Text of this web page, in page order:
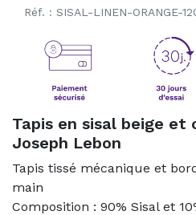
Réf. : SISAL-LINEN-ORANGE-
Tapis en sisal beige et
Joseph Lebon
Tapis tissé mécanique et
main
Composition : 90% Sisal et